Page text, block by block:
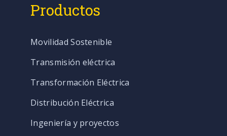
Productos
Movilidad Sostenible
Transmisión eléctrica
Transformación Eléctrica
Distribución Eléctrica
Ingeniería y proyectos